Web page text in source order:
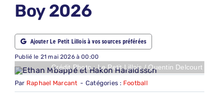
Rechercher:
Boy 2026
Ajouter Le Petit Lillois à vos sources préférées
Publié le 21 mai 2026 à 00:00
Crédit Photo : Le Petit Lillois / Quentin Delcourt
Par Raphael Marcant - Catégories : Football